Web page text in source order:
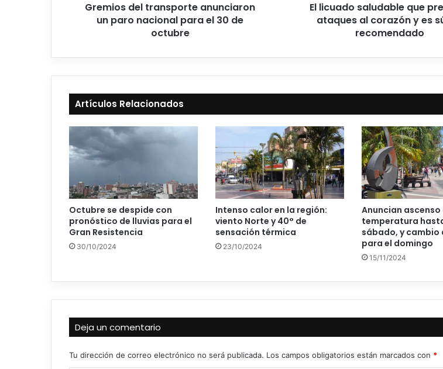
Gremios del transporte anunciaron
un paro nacional para el 30 de
octubre
El licuado saludable que
ataques al corazón y es
recomendado
Artículos Relacionados
Octubre se despide con
pronóstico de lluvias para el
Gran Resistencia
30/10/2024
Intenso calor en la región:
viento Norte y 40° de
sensación térmica
23/10/2024
Anuncian ascenso
temperatura
sábado, y cambio
para el domingo
15/11/2024
Deja un comentario
Tu dirección de correo electrónico no será publicada. Los campos obligatorios están marcados con *